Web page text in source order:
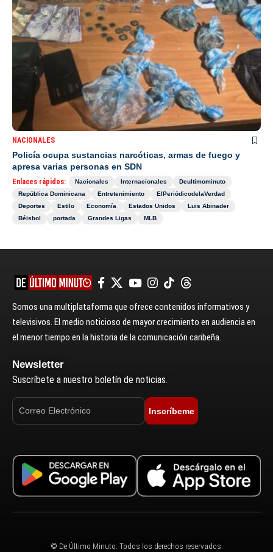
NACIONALES
Policía ocupa sustancias narcóticas, armas de fuego y
apresa varias personas en SDN
Enlaces rápidos: Nacionales Internacionales
Deultimominuto
República Dominicana
Entretenimiento
ElPeriódicodelaVerdad
Deportes
Estilo Economía Estados Unidos
Luis Abinader
Béisbol
portada Grandes Ligas MLB
Somos una multiplataforma que ofrece contenidos informativos y
televisivos. El medio noticioso de mayor crecimiento en audiencia en
el menor tiempo en la historia de la comunicación caribeña.
Newsletter
Suscríbete a nuestro boletín de noticias.
Inscríbeme
© De Último Minuto. Todos los derechos reservados.